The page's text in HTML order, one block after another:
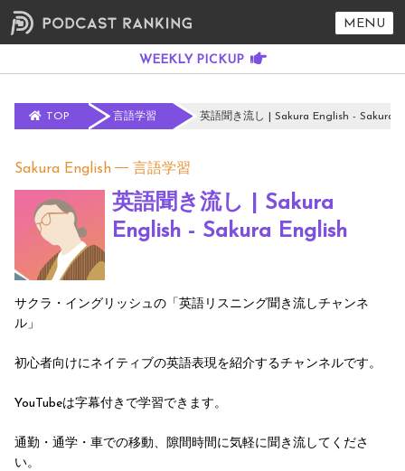
MENU
TOP 言語学習 英語聞き流し | Sakura English - Sakura
Sakura English 言語学習
英語聞き流し | Sakura
English - Sakura English
サクラ・イングリッシュの「英語リスニング聞き流しチャンネ
ル」
初心者向けにネイティブの英語表現を紹介するチャンネルです。
YouTubeは字幕付きで学習できます。
通勤・通学・車での移動、隙間時間に気軽に聞き流してくださ
い。